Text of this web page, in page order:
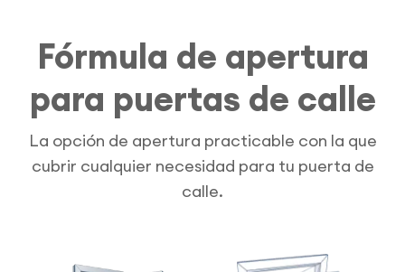
Fórmula de apertura
para puertas de calle
La opción de apertura practicable con la que
cubrir cualquier necesidad para tu puerta de
calle.